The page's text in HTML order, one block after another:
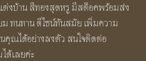
ต่งบ้าน สีทองสุดหรู มีสต็อคพร้อมส่ง
ทนทาน ดีไซน์ทันสมัย เพิ่มความ
คุณได้อย่างลงตัว สนใจติดต่อ
ด้เลยค่ะ